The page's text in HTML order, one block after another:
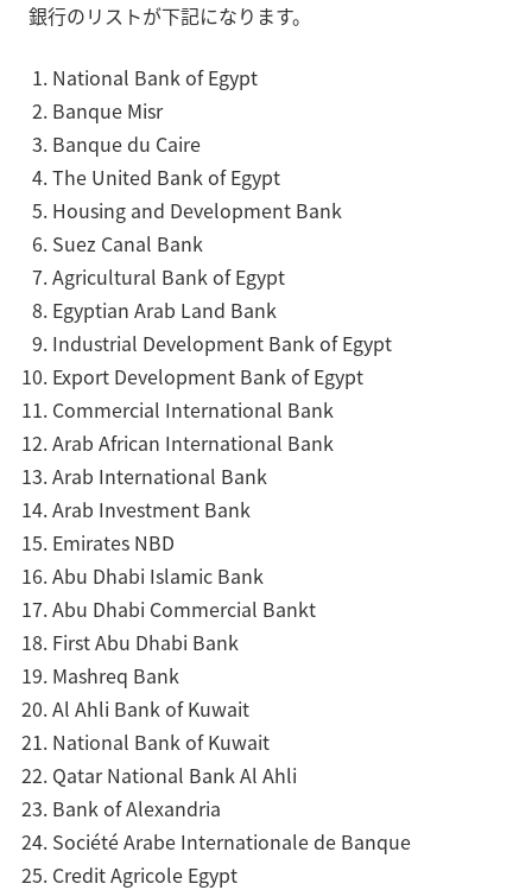
銀行のリストが下記になります。
National Bank of Egypt
Banque Misr
Banque du Caire
The United Bank of Egypt
Housing and Development Bank
Suez Canal Bank
Agricultural Bank of Egypt
Egyptian Arab Land Bank
Industrial Development Bank of Egypt
Export Development Bank of Egypt
Commercial International Bank
Arab African International Bank
Arab International Bank
Arab Investment Bank
Emirates NBD
Abu Dhabi Islamic Bank
Abu Dhabi Commercial Bankt
First Abu Dhabi Bank
Mashreq Bank
Al Ahli Bank of Kuwait
National Bank of Kuwait
Qatar National Bank Al Ahli
Bank of Alexandria
Société Arabe Internationale de Banque
Credit Agricole Egypt